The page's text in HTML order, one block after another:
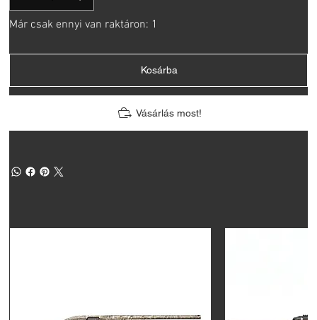
Már csak ennyi van raktáron: 1
Kosárba
Vásárlás most!